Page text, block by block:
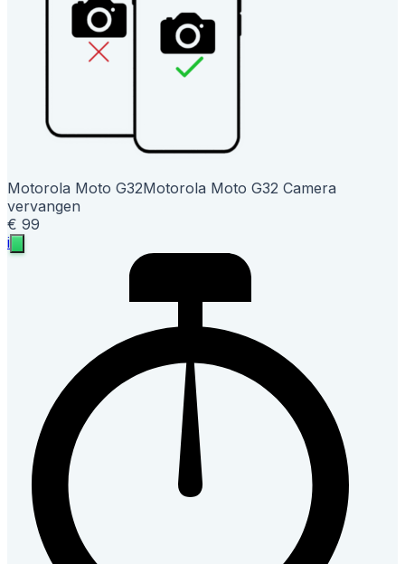
Motorola Moto G32Motorola Moto G32 Camera
vervangen
€ 99
i